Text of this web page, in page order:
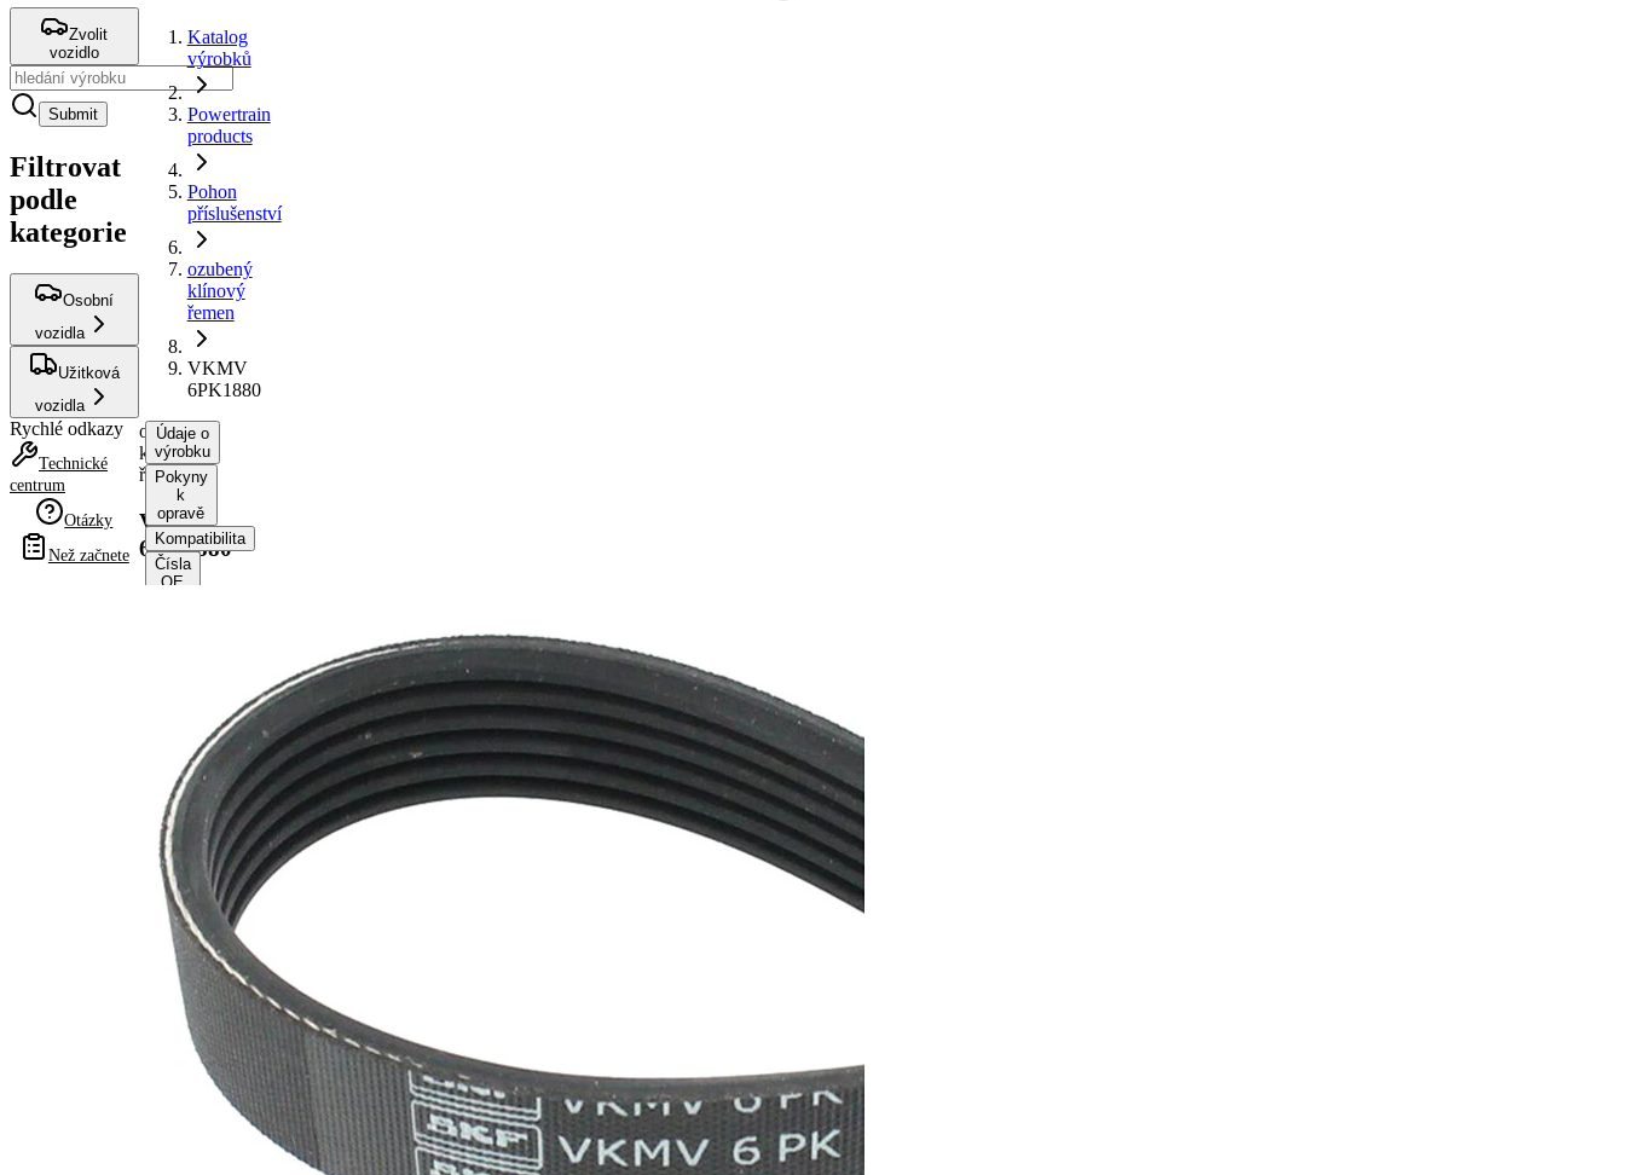
Zvolit
vozidlo
Submit
Filtrovat
podle
kategorie
Osobní
vozidla
Užitková
vozidla
Rychlé odkazy
Technické
centrum
Otázky
Než začnete
Katalog
výrobků
Powertrain
products
Pohon
příslušenství
ozubený
klínový
řemen
VKMV
6PK1880
ozubený
klínový
řemen
VKMV
6PK1880
Údaje o
výrobku
Pokyny
k
opravě
Kompatibilita
Čísla
OE
Hodnota
1880 mm
21,36 mm
Barva
černá
Počet
žeber
6
SVHC
Žádná
SVHC
substance
Materiál
řemene
EPDM
(Ethylen-
Propylen-
Dien-
Kautschuk)